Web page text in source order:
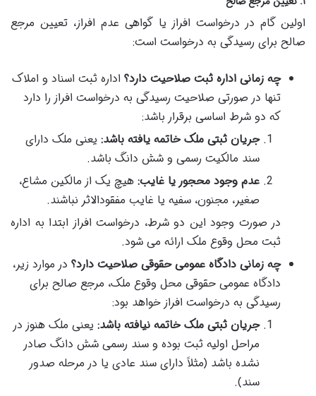
اولین گام در درخواست افراز یا گواهی عدم افراز، تعیین مرجع
صالح برای رسیدگی به درخواست است:
چه زمانی اداره ثبت صلاحیت دارد؟ اداره ثبت اسناد و املاک
تنها در صورتی صلاحیت رسیدگی به درخواست افراز را دارد
که دو شرط اساسی برقرار باشد:
جریان ثبتی ملک خاتمه یافته باشد: یعنی ملک دارای
سند مالکیت رسمی و شش دانگ باشد.
عدم وجود محجور یا غایب: هیچ یک از مالکین مشاع،
صغیر، مجنون، سفیه یا غایب مفقودالاثر نباشند.
در صورت وجود این دو شرط، درخواست افراز ابتدا به اداره
ثبت محل وقوع ملک ارائه می شود.
چه زمانی دادگاه عمومی حقوقی صلاحیت دارد؟ در موارد زیر،
دادگاه عمومی حقوقی محل وقوع ملک، مرجع صالح برای
رسیدگی به درخواست افراز خواهد بود:
جریان ثبتی ملک خاتمه نیافته باشد: یعنی ملک هنوز در
مراحل اولیه ثبت بوده و سند رسمی شش دانگ صادر
نشده باشد (مثلاً دارای سند عادی یا در مرحله صدور
سند).